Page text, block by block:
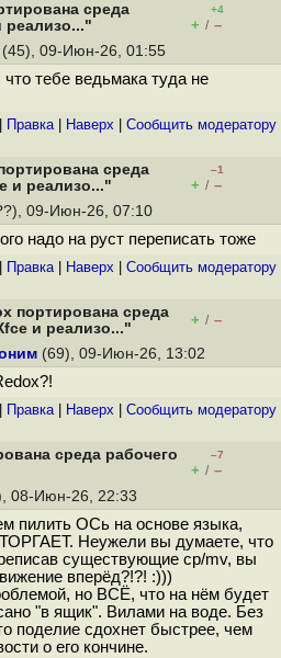
среда
реализо..."
+4
+ / –
(45), 09-Июн-26, 01:55
тебе ведьмака туда не
Правка| Наверх Cообщить модератору
среда
и реализо..."
–1
+ / –
09-Июн-26, 07:10
надо на руст переписать тоже
Правка| Наверх Cообщить модератору
портирована среда
и реализо..."
+ / –
(69), 09-Июн-26, 13:02
Правка| Наверх Cообщить модератору
среда рабочего
–7
+ / –
08-Июн-26, 22:33
пилить ОСь на основе языка,
Неужели вы думаете, что
существующие cp/mv, вы
вперёд?!?! :)))
но ВСЁ, что на нём будет
"в ящик". Вилами на воде. Без
поделие сдохнет быстрее, чем
о его кончине.